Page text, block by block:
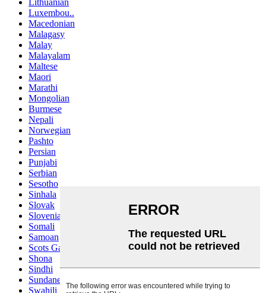
Luxembou..
Macedonian
Malagasy
Malay
Malayalam
Maltese
Maori
Marathi
Mongolian
Burmese
Nepali
Norwegian
Pashto
Persian
Punjabi
Serbian
Sesotho
Sinhala
Slovak
Slovenian
Somali
Samoan
Scots Gaelic
Shona
Sindhi
Sundanese
Swahili